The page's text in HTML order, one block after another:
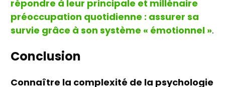
répondre à leur principale et millénaire
préoccupation quotidienne : assurer sa
survie grâce à son système « émotionnel ».
Conclusion
Connaître la complexité de la psychologie